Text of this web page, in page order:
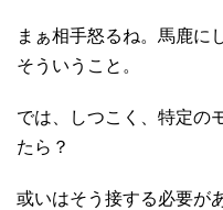
まぁ相手怒るね。馬鹿に
そういうこと。
では、しつこく、特定の
たら？
或いはそう接する必要が